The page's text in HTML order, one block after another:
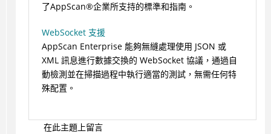
了AppScan®企業所支持的標準和指南。
WebSocket 支援
AppScan Enterprise 能夠無縫處理使用 JSON 或
XML 訊息進行數據交換的 WebSocket 協議，通過自
動檢測並在掃描過程中執行適當的測試，無需任何特
殊配置。
在此主題上留言